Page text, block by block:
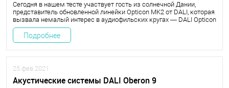
Сегодня в нашем тесте участвует гость из солнечной Дании,
представитель обновленной линейки Opticon MK2 от DALI, которая
вызвала немалый интерес в аудиофильских кругах — DALI Opticon
2 MK2.
Подробнее
25.фев.2021
Акустические системы DALI Oberon 9